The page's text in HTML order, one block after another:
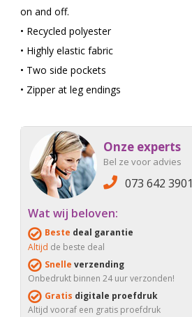
on and off.
• Recycled polyester
• Highly elastic fabric
• Two side pockets
• Zipper at leg endings
Onze experts
Bel ze voor advies
073 642 3901
Wat wij beloven:
Beste deal garantie
Altijd de beste deal
Snelle verzending
Onbedrukt binnen 24 uur verzonden!
Gratis digitale proefdruk
Altijd vooraf een gratis proefdruk